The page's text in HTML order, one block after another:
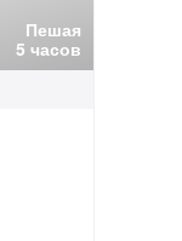
Пешая
5 часов